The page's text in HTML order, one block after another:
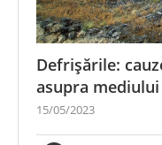
Defrișările:
asupra mediului
15/05/2023